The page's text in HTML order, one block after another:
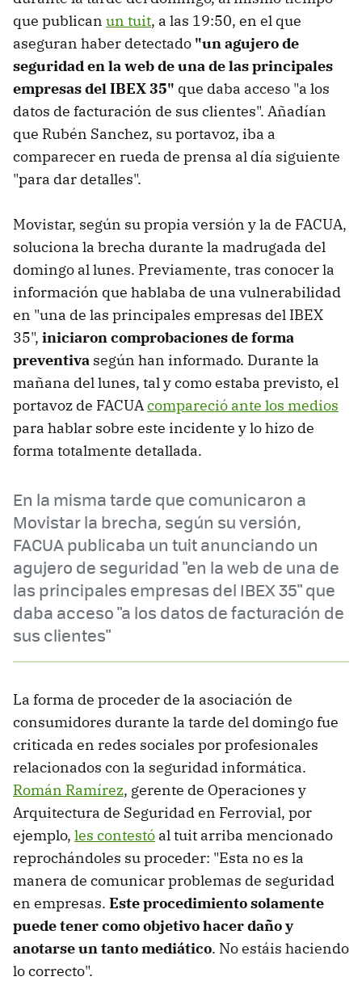
que publican un tuit, a las 19:50, en el que
aseguran haber detectado "un agujero de
seguridad en la web de una de las principales
empresas del IBEX 35" que daba acceso "a los
datos de facturación de sus clientes". Añadían
que Rubén Sanchez, su portavoz, iba a
comparecer en rueda de prensa al día siguiente
"para dar detalles".
Movistar, según su propia versión y la de FACUA,
soluciona la brecha durante la madrugada del
domingo al lunes. Previamente, tras conocer la
información que hablaba de una vulnerabilidad
en "una de las principales empresas del IBEX
35", iniciaron comprobaciones de forma
preventiva según han informado. Durante la
mañana del lunes, tal y como estaba previsto, el
portavoz de FACUA compareció ante los medios
para hablar sobre este incidente y lo hizo de
forma totalmente detallada.
En la misma tarde que comunicaron a
Movistar la brecha, según su versión,
FACUA publicaba un tuit anunciando un
agujero de seguridad "en la web de una de
las principales empresas del IBEX 35" que
daba acceso "a los datos de facturación de
sus clientes"
La forma de proceder de la asociación de
consumidores durante la tarde del domingo fue
criticada en redes sociales por profesionales
relacionados con la seguridad informática.
Román Ramírez, gerente de Operaciones y
Arquitectura de Seguridad en Ferrovial, por
ejemplo, les contestó al tuit arriba mencionado
reprochándoles su proceder: "Esta no es la
manera de comunicar problemas de seguridad
en empresas. Este procedimiento solamente
puede tener como objetivo hacer daño y
anotarse un tanto mediático. No estáis haciendo
lo correcto".